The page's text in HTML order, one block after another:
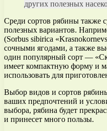
других полезных
Среди сортов рябины также
полезных вариантов.
(Sorbus sibirica
сочными ягодами, а также
один популярный сорт —
имеет компактную форму и
использовать для
Выбор видов и сортов
ваших предпочтений и
выбора, рябина будет
и принесет много пользы.